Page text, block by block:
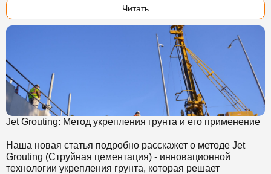
Читать
Jet Grouting: Метод укрепления грунта и его применение
Наша новая статья подробно расскажет о методе Jet
Grouting (Струйная цементация) - инновационной
технологии укрепления грунта, которая решает